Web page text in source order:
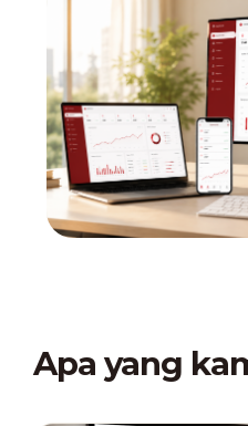
Apa yang